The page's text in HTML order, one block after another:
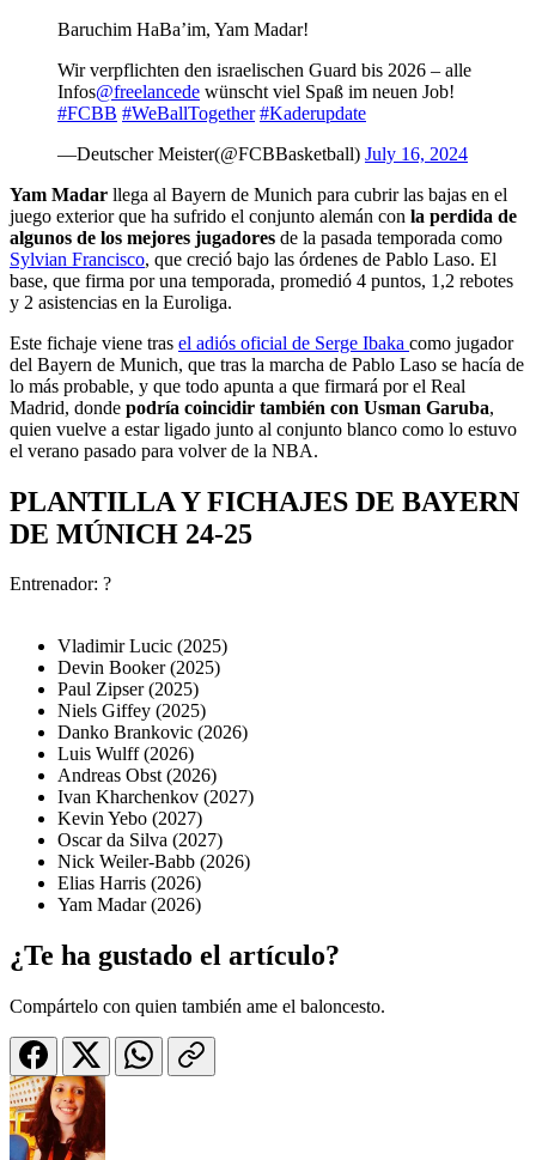
Baruchim HaBa’im, Yam Madar!
Wir verpflichten den israelischen Guard bis 2026 – alle
Infos@freelancede wünscht viel Spaß im neuen Job!
#FCBB #WeBallTogether #Kaderupdate
—Deutscher Meister(@FCBBasketball) July 16, 2024
Yam Madar llega al Bayern de Munich para cubrir las bajas en el
juego exterior que ha sufrido el conjunto alemán con la perdida de
algunos de los mejores jugadores de la pasada temporada como
Sylvian Francisco, que creció bajo las órdenes de Pablo Laso. El
base, que firma por una temporada, promedió 4 puntos, 1,2 rebotes
y 2 asistencias en la Euroliga.
Este fichaje viene tras el adiós oficial de Serge Ibaka como jugador
del Bayern de Munich, que tras la marcha de Pablo Laso se hacía de
lo más probable, y que todo apunta a que firmará por el Real
Madrid, donde podría coincidir también con Usman Garuba,
quien vuelve a estar ligado junto al conjunto blanco como lo estuvo
el verano pasado para volver de la NBA.
PLANTILLA Y FICHAJES DE BAYERN
DE MÚNICH 24-25
Entrenador: ?
Vladimir Lucic (2025)
Devin Booker (2025)
Paul Zipser (2025)
Niels Giffey (2025)
Danko Brankovic (2026)
Luis Wulff (2026)
Andreas Obst (2026)
Ivan Kharchenkov (2027)
Kevin Yebo (2027)
Oscar da Silva (2027)
Nick Weiler-Babb (2026)
Elias Harris (2026)
Yam Madar (2026)
¿Te ha gustado el artículo?
Compártelo con quien también ame el baloncesto.